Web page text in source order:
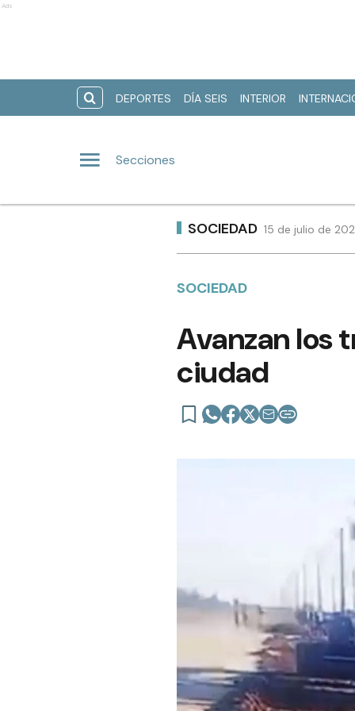
Ads
DEPORTES DÍA SEIS INTERIOR
Secciones
SOCIEDAD 15 de julio de
SOCIEDAD
Avanzan los
ciudad